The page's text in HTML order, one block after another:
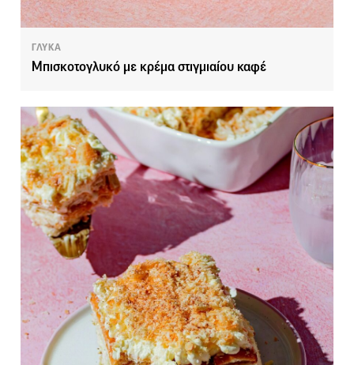
ΓΛΥΚΑ
Μπισκοτογλυκό με κρέμα στιγμιαίου καφέ